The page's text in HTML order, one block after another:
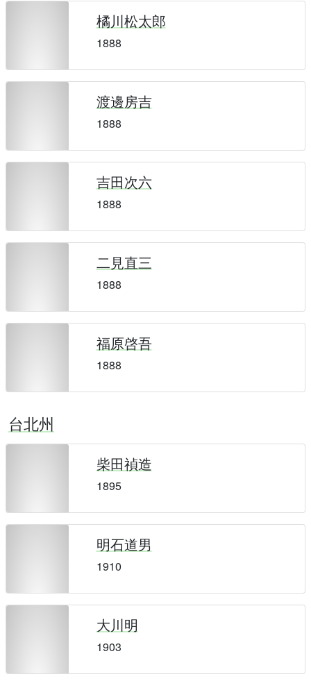
橘川松太郎
1888
渡邊房吉
1888
吉田次六
1888
二見直三
1888
福原啓吾
1888
台北州
柴田禎造
1895
明石道男
1910
大川明
1903